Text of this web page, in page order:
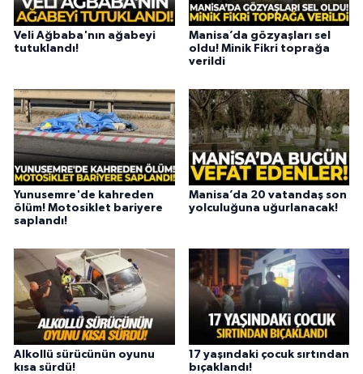
Veli Ağbaba'nın ağabeyi
tutuklandı!
Manisa’da gözyaşları sel
oldu! Minik Fikri toprağa
verildi
Yunusemre'de kahreden
ölüm! Motosiklet bariyere
saplandı!
Manisa’da 20 vatandaş son
yolculuğuna uğurlanacak!
Alkollü sürücünün oyunu
kısa sürdü!
17 yaşındaki çocuk sırtından
bıçaklandı!